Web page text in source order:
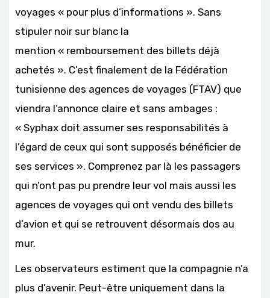
voyages « pour plus d’informations ». Sans
stipuler noir sur blanc la
mention « remboursement des billets déjà
achetés ». C’est finalement de la Fédération
tunisienne des agences de voyages (FTAV) que
viendra l’annonce claire et sans ambages :
« Syphax doit assumer ses responsabilités à
l’égard de ceux qui sont supposés bénéficier de
ses services ». Comprenez par là les passagers
qui n’ont pas pu prendre leur vol mais aussi les
agences de voyages qui ont vendu des billets
d’avion et qui se retrouvent désormais dos au
mur.
Les observateurs estiment que la compagnie n’a
plus d’avenir. Peut-être uniquement dans la